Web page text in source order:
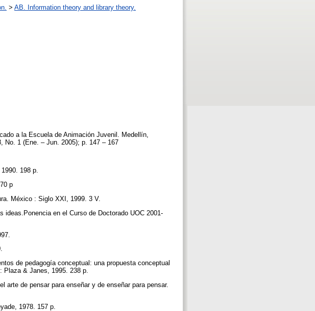
> AB. Information theory and library theory.
a la Escuela de Animación Juvenil. Medellín,
No. 1 (Ene. – Jun. 2005); p. 147 – 167
198 p.
p
México : Siglo XXI, 1999. 3 V.
en el Curso de Doctorado UOC 2001-
de pedagogía conceptual: una propuesta conceptual
Plaza & Janes, 1995. 238 p.
de pensar para enseñar y de enseñar para pensar.
1978. 157 p.